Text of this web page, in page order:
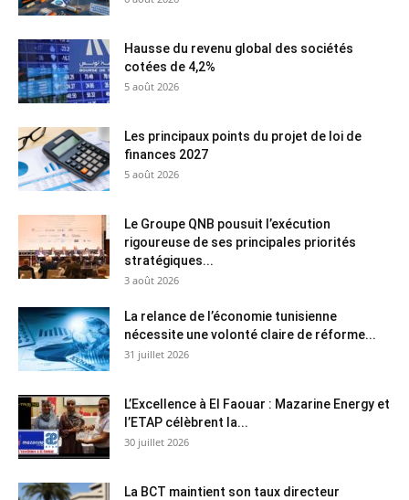
Hausse du revenu global des sociétés
cotées de 4,2%
5 août 2026
Les principaux points du projet de loi de
finances 2027
5 août 2026
Le Groupe QNB pousuit l’exécution
rigoureuse de ses principales priorités
stratégiques...
3 août 2026
La relance de l’économie tunisienne
nécessite une volonté claire de réforme...
31 juillet 2026
L’Excellence à El Faouar : Mazarine Energy et
l’ETAP célèbrent la...
30 juillet 2026
La BCT maintient son taux directeur